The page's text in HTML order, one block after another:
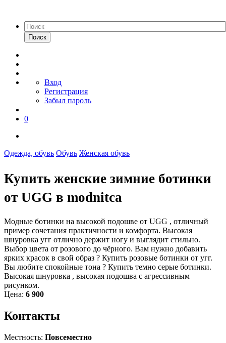
Поиск
Вход
Регистрация
Забыл пароль
0
Одежда, обувь Обувь Женская обувь
Купить женские зимние ботинки
от UGG в modnitca
Модные ботинки на высокой подошве от UGG , отличный
пример сочетания практичности и комфорта. Высокая
шнуровка угг отлично держит ногу и выглядит стильно.
Выбор цвета от розового до чёрного. Вам нужно добавить
ярких красок в свой образ ? Купить розовые ботинки от угг.
Вы любите спокойные тона ? Купить темно серые ботинки.
Высокая шнуровка , высокая подошва с агрессивным
рисунком.
Цена: 6 900
Контакты
Местность: Повсеместно